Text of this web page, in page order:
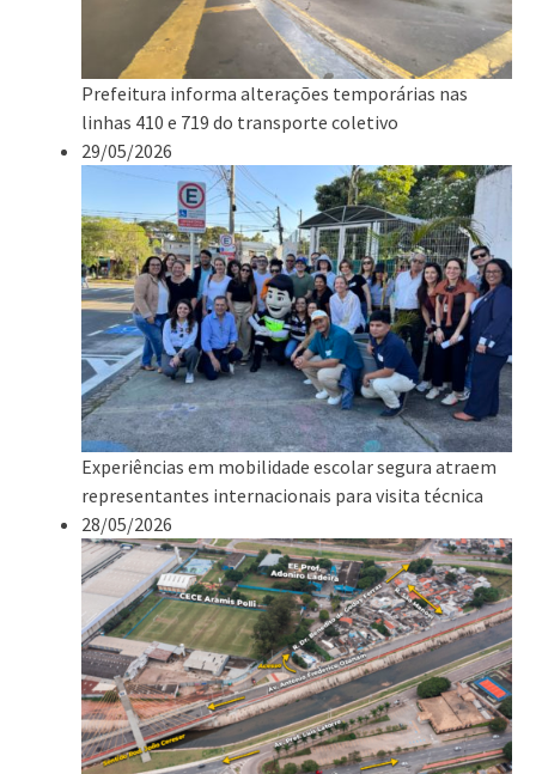
Prefeitura informa alterações temporárias nas
linhas 410 e 719 do transporte coletivo
29/05/2026
Experiências em mobilidade escolar segura atraem
representantes internacionais para visita técnica
28/05/2026